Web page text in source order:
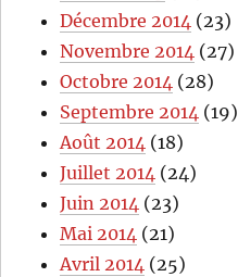
Décembre 2014 (23)
Novembre 2014 (27)
Octobre 2014 (28)
Septembre 2014 (19)
Août 2014 (18)
Juillet 2014 (24)
Juin 2014 (23)
Mai 2014 (21)
Avril 2014 (25)